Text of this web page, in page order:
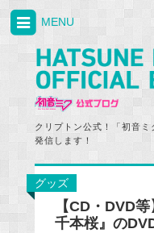
クリプトン公式！「初音
発信します！
MENU
グッズ
【CD・DVD
千本桜』の